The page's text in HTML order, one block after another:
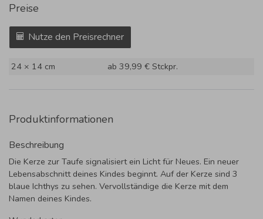
Preise
Nutze den Preisrechner
24 × 14 cm ab 39,99 € Stckpr.
Produktinformationen
Beschreibung
Die Kerze zur Taufe signalisiert ein Licht für Neues. Ein neuer
Lebensabschnitt deines Kindes beginnt. Auf der Kerze sind 3
blaue Ichthys zu sehen. Vervollständige die Kerze mit dem
Namen deines Kindes.